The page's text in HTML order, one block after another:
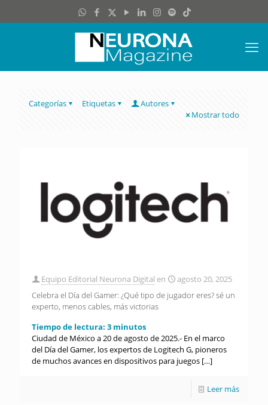
Categorías Etiquetas
Autores
Mostrar todo
Equipo Editorial Neurona Digital en
agosto 20, 2025
Celebra el Día del Gamer: ¿Qué tipo de jugador eres? sé un
experto, menos cables, más victorias
Tiempo de lectura: 3 minutos
Ciudad de México a 20 de agosto de 2025.- En el marco
del Día del Gamer, los expertos de Logitech G, pioneros
de muchos avances en dispositivos para juegos […]
Leer más